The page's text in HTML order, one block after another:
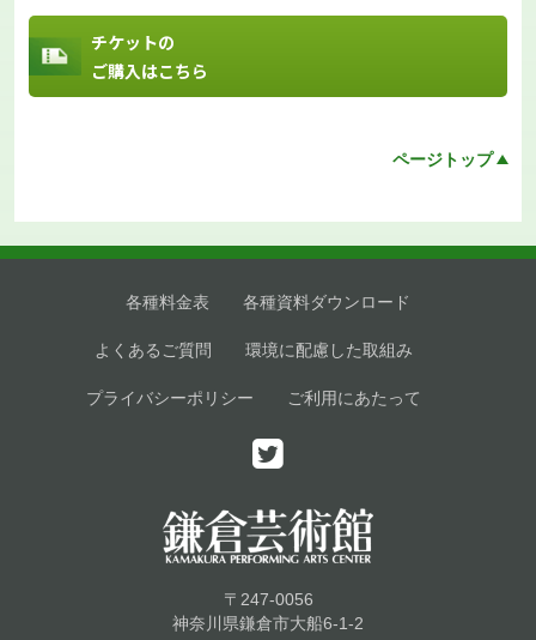
チケットの
ご購入はこちら
ページトップ
各種料金表 各種資料ダウンロード
よくあるご質問 環境に配慮した取組み
プライバシーポリシー ご利用にあたって
〒247-0056
神奈川県鎌倉市大船6-1-2